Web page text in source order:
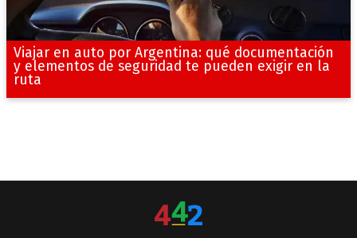
Viajar en auto por Argentina: qué documentación
y elementos de seguridad te pueden exigir en la
ruta